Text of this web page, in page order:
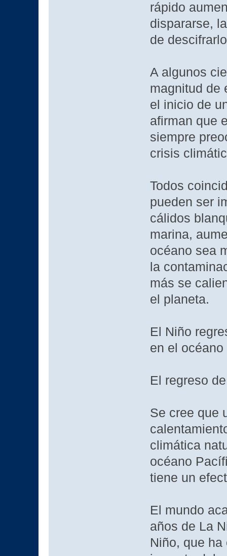
rápido
dispararse,
de
A algunos
magnitud de
el inicio de
afirman que
siempre
crisis
Todos
pueden ser
cálidos
marina,
océano sea
la
más se
el planeta.
El Niño
en el
El regreso
Se cree que
climática
océano
tiene un
El mundo
años de La
Niño, que